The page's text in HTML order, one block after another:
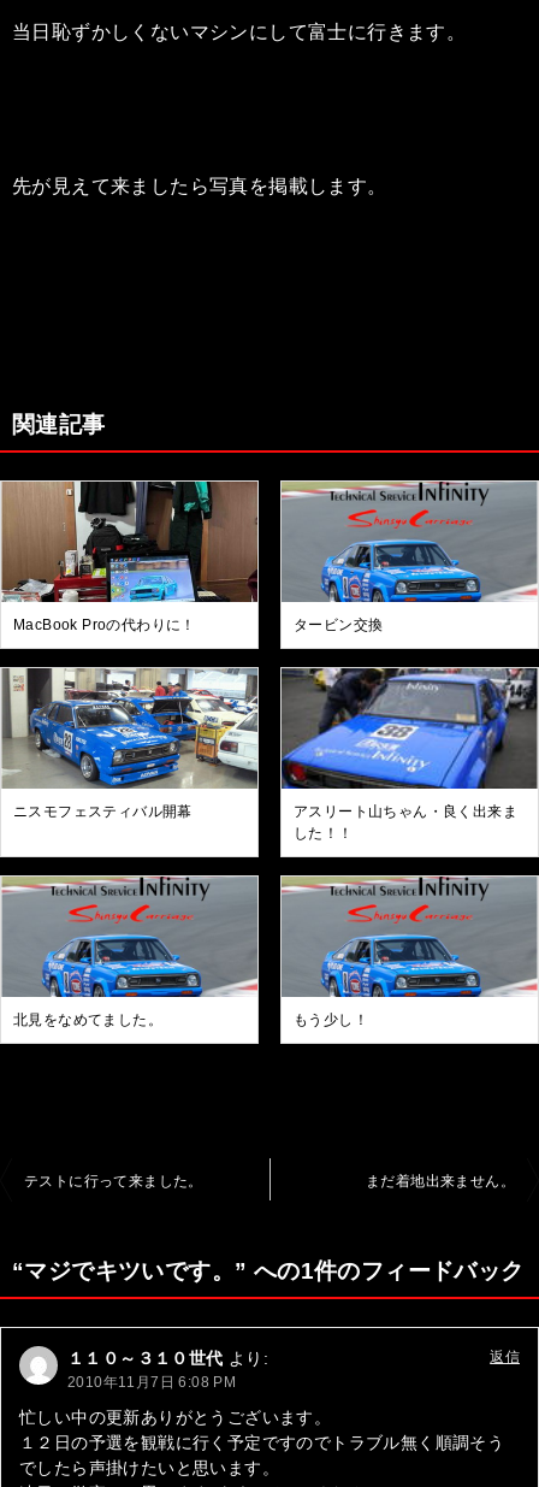
当日恥ずかしくないマシンにして富士に行きます。
先が見えて来ましたら写真を掲載します。
関連記事
MacBook Proの代わりに！ タービン交換
ニスモフェスティバル開幕
アスリート山ちゃん・良く出来ま
した！！
北見をなめてました。 もう少し！
ビ
ゲ
ー
シ
テストに行って来ました。 まだ着地出来ません。
“マジでキツいです。” への1件のフィードバック
１１０～３１０世代 より:
2010年11月7日 6:08 PM
忙しい中の更新ありがとうございます。
１２日の予選を観戦に行く予定ですのでトラブル無く順調そう
でしたら声掛けたいと思います。
返信